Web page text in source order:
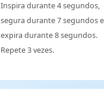
Inspira durante 4 segundos,
segura durante 7 segundos e
expira durante 8 segundos.
Repete 3 vezes.